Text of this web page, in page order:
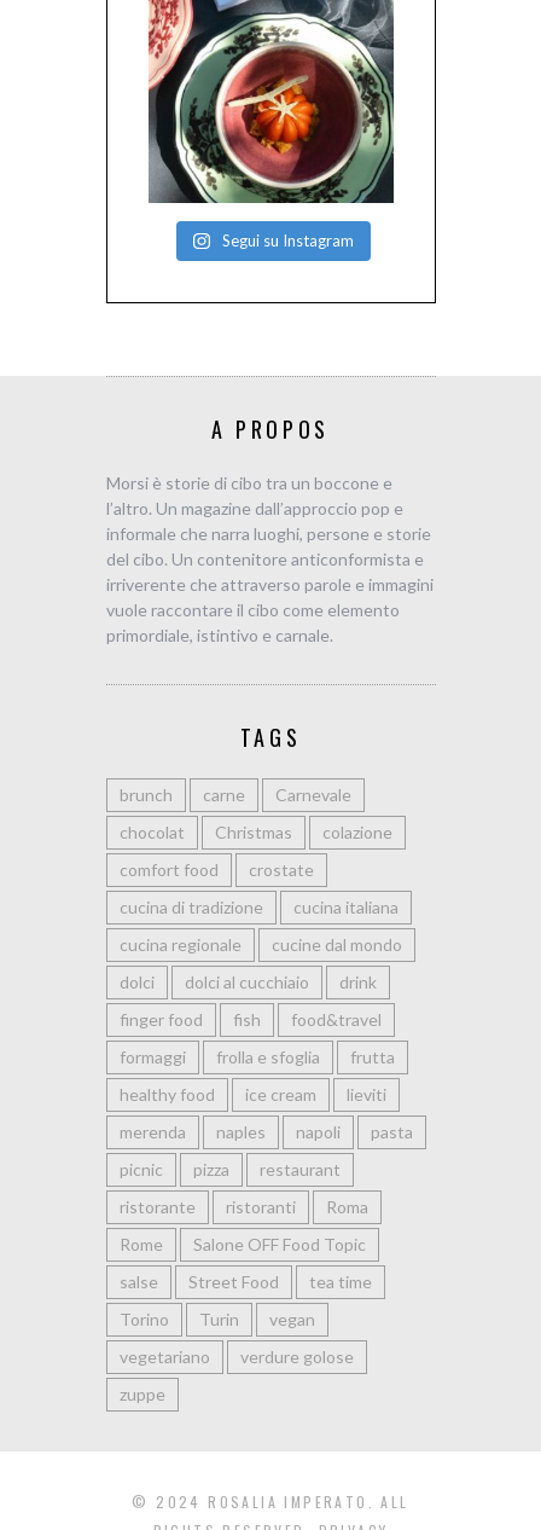
Segui su Instagram
A PROPOS
Morsi è storie di cibo tra un boccone e
l’altro. Un magazine dall’approccio pop e
informale che narra luoghi, persone e storie
del cibo. Un contenitore anticonformista e
irriverente che attraverso parole e immagini
vuole raccontare il cibo come elemento
primordiale, istintivo e carnale.
TAGS
brunch carne
Carnevale
chocolat
Christmas
colazione
comfort food
crostate
cucina di tradizione
cucina italiana
cucina regionale
cucine dal mondo
dolci
dolci al cucchiaio
drink
finger food
fish
food&travel
formaggi
frolla e sfoglia
frutta
healthy food
ice cream
lieviti
merenda
naples napoli
pasta
picnic
pizza
restaurant
ristorante
ristoranti
Roma
Rome
Salone OFF Food Topic
salse
Street Food
tea time
Torino
Turin
vegan
vegetariano
verdure golose
zuppe
© 2024 ROSALIA IMPERATO. ALL